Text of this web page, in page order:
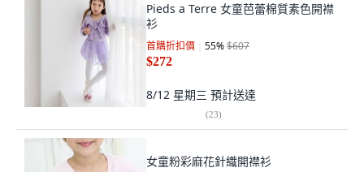
Pieds a Terre 女童芭蕾棉質素色開襟
衫
首購折扣價 55%$607
$272
8/12 星期三 預計送達
(23)
女童粉彩麻花針織開襟衫